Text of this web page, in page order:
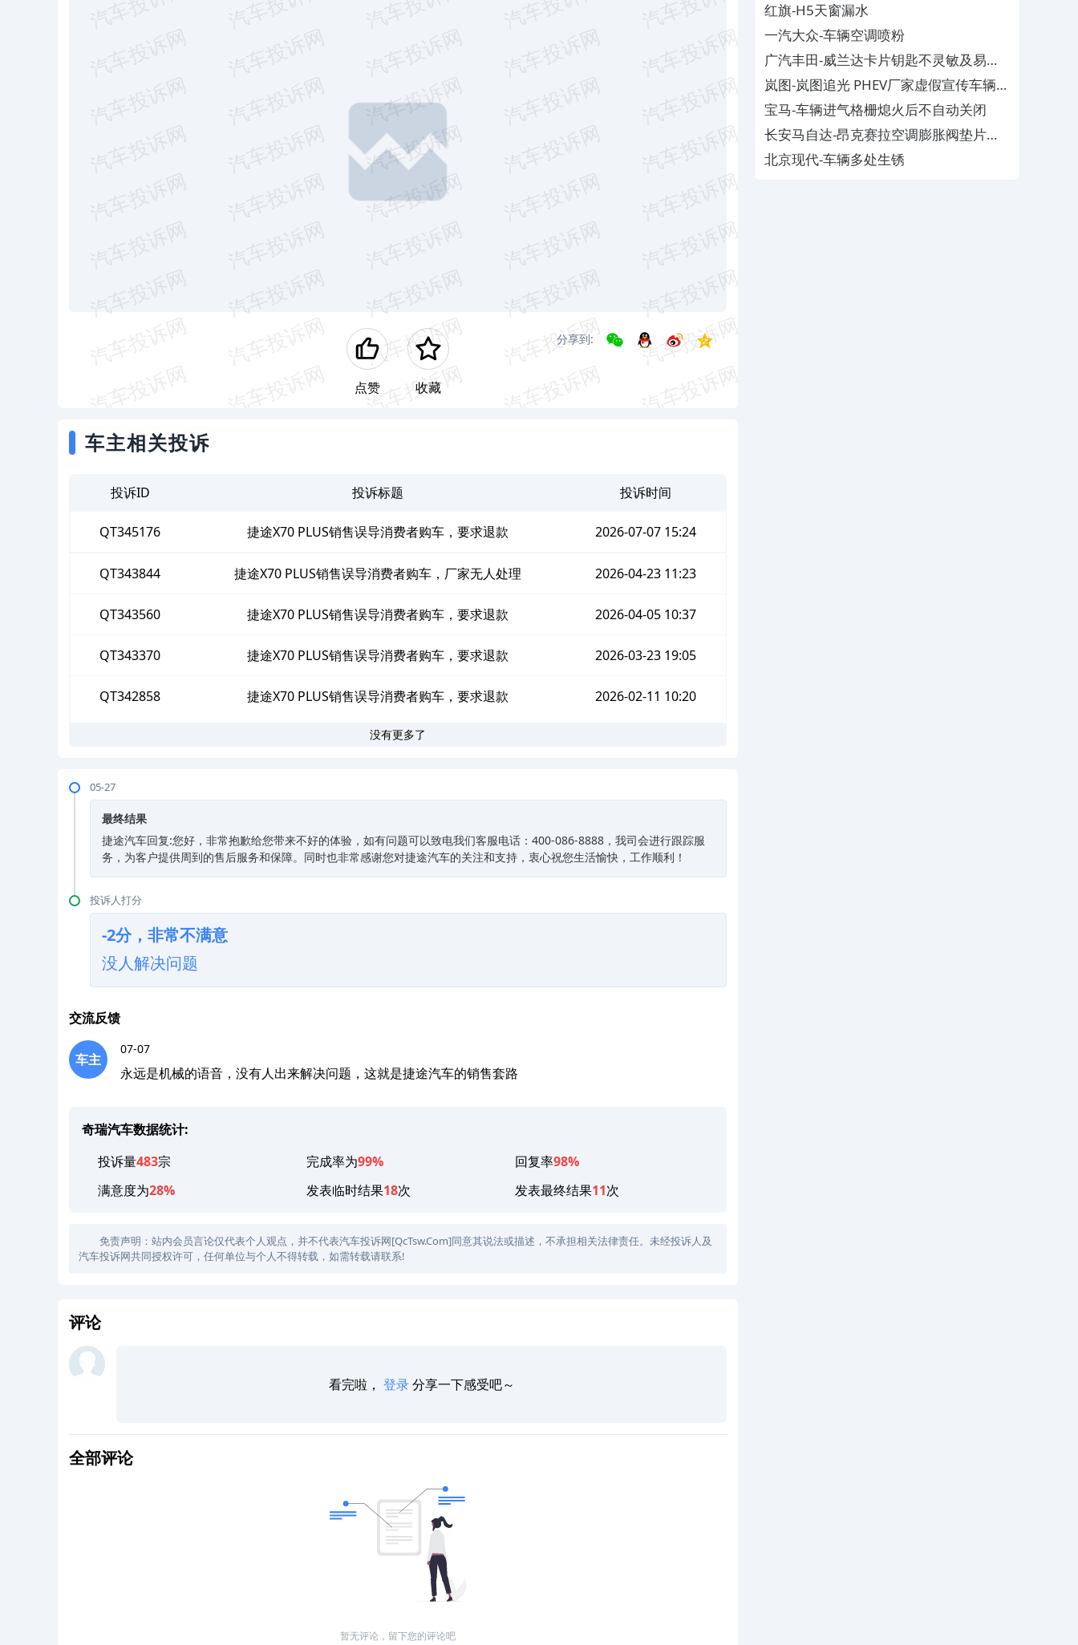
点赞 收藏
分享到:
车主相关投诉
投诉ID 投诉标题 投诉时间
QT345176 捷途X70 PLUS销售误导消费者购车，要求退款 2026-07-07 15:24
QT343844 捷途X70 PLUS销售误导消费者购车，厂家无人处理 2026-04-23 11:23
QT343560 捷途X70 PLUS销售误导消费者购车，要求退款 2026-04-05 10:37
QT343370 捷途X70 PLUS销售误导消费者购车，要求退款 2026-03-23 19:05
QT342858 捷途X70 PLUS销售误导消费者购车，要求退款 2026-02-11 10:20
没有更多了
05-27
最终结果
捷途汽车回复:您好，非常抱歉给您带来不好的体验，如有问题可以致电我们客服电话：400-086-8888，我司会进行跟踪服
务，为客户提供周到的售后服务和保障。同时也非常感谢您对捷途汽车的关注和支持，衷心祝您生活愉快，工作顺利！
投诉人打分
-2分，非常不满意
没人解决问题
交流反馈
车主
07-07
永远是机械的语音，没有人出来解决问题，这就是捷途汽车的销售套路
奇瑞汽车数据统计:
投诉量483宗 完成率为99% 回复率98%
满意度为28% 发表临时结果18次 发表最终结果11次
免责声明：站内会员言论仅代表个人观点，并不代表汽车投诉网[QcTsw.Com]同意其说法或描述，不承担相关法律责任。未经投诉人及
汽车投诉网共同授权许可，任何单位与个人不得转载，如需转载请联系!
评论
看完啦， 登录分享一下感受吧～
全部评论
暂无评论，留下您的评论吧
红旗-H5天窗漏水
一汽大众-车辆空调喷粉
广汽丰田-威兰达卡片钥匙不灵敏及易消
磁
岚图-岚图追光 PHEV厂家虚假宣传车辆配
置与功能
宝马-车辆进气格栅熄火后不自动关闭
长安马自达-昂克赛拉空调膨胀阀垫片生
锈
北京现代-车辆多处生锈